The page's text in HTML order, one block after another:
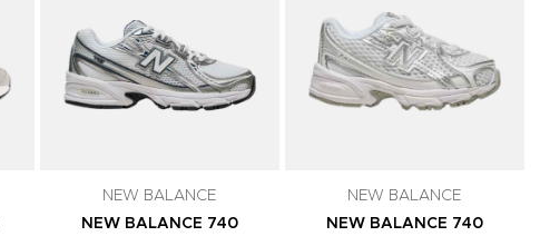
NEW BALANCE
NEW BALANCE 740
NEW BALANCE
NEW BALANCE 740